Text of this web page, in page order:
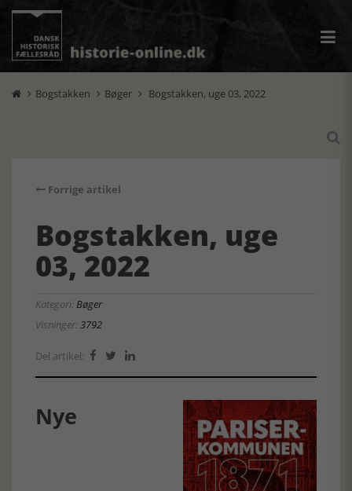
 Bogstakken  Bøger  Bogstakken, uge 03, 2022

Forrige artikel
Bogstakken, uge
03, 2022
Kategori:Bøger
Visninger:3792
Del artikel:   
Nye